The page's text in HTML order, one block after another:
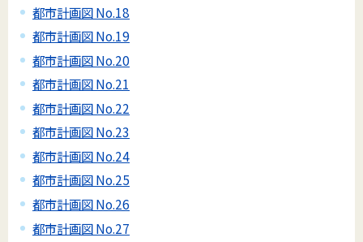
都市計画図 No.18
都市計画図 No.19
都市計画図 No.20
都市計画図 No.21
都市計画図 No.22
都市計画図 No.23
都市計画図 No.24
都市計画図 No.25
都市計画図 No.26
都市計画図 No.27